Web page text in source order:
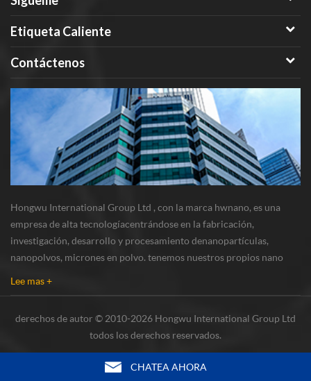
Etiqueta Caliente
Contáctenos
Hongwu International Group Ltd , con la marca hwnano, es una
empresa de alta tecnologíacentrándose en la fabricación,
investigación, desarrollo y procesamiento denanopartículas,
nanopolvos, micrones en polvo. tenemos nuestros propios nano
Lee mas +
derechos de autor © 2010-2026 Hongwu International Group Ltd
todos los derechos reservados.
CHATEA AHORA